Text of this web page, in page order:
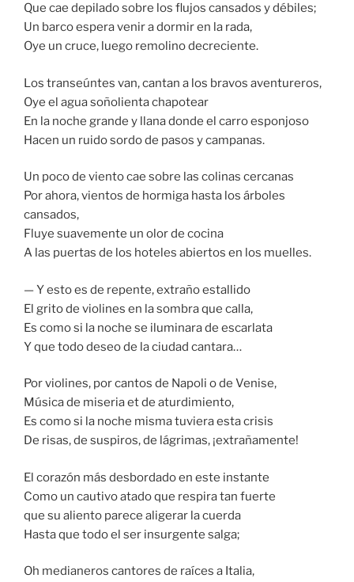
Que cae depilado sobre los flujos cansados y débiles;
Un barco espera venir a dormir en la rada,
Oye un cruce, luego remolino decreciente.
Los transeúntes van, cantan a los bravos aventureros,
Oye el agua soñolienta chapotear
En la noche grande y llana donde el carro esponjoso
Hacen un ruido sordo de pasos y campanas.
Un poco de viento cae sobre las colinas cercanas
Por ahora, vientos de hormiga hasta los árboles
cansados,
Fluye suavemente un olor de cocina
A las puertas de los hoteles abiertos en los muelles.
— Y esto es de repente, extraño estallido
El grito de violines en la sombra que calla,
Es como si la noche se iluminara de escarlata
Y que todo deseo de la ciudad cantara…
Por violines, por cantos de Napoli o de Venise,
Música de miseria et de aturdimiento,
Es como si la noche misma tuviera esta crisis
De risas, de suspiros, de lágrimas, ¡extrañamente!
El corazón más desbordado en este instante
Como un cautivo atado que respira tan fuerte
que su aliento parece aligerar la cuerda
Hasta que todo el ser insurgente salga;
Oh medianeros cantores de raíces a Italia,